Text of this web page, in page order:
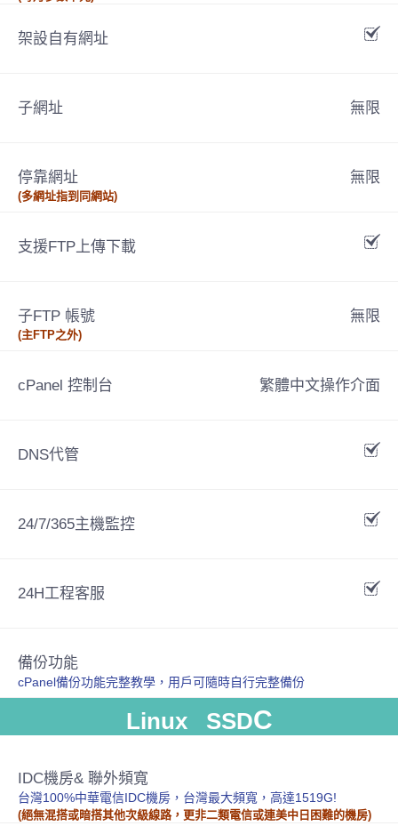
架設自有網址
子網址 無限
停靠網址
(多網址指到同網站)
無限
支援FTP上傳下載
子FTP 帳號
(主FTP之外)
無限
cPanel 控制台 繁體中文操作介面
DNS代管
24/7/365主機監控
24H工程客服
備份功能
cPanel備份功能完整教學，用戶可隨時自行完整備份
Linux SSDC
IDC機房& 聯外頻寬
台灣100%中華電信IDC機房，台灣最大頻寬，高達1519G!
(絕無混搭或暗搭其他次級線路，更非二類電信或連美中日困難的機房)